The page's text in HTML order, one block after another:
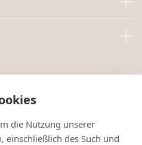
die Nutzung unserer
einschließlich des Such und